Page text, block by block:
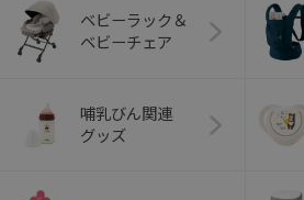
ベビーラック＆
ベビーチェア
哺乳びん関連
グッズ